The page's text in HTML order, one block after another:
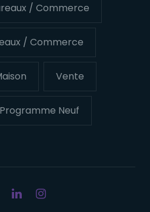
/ Commerce
/ Commerce
Vente
Neuf